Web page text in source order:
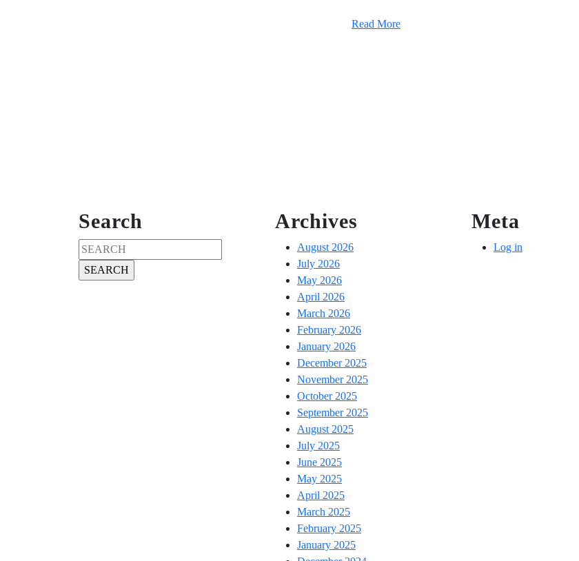
Read MoreRead
Search
Search
for:
Archives
August 2026
July 2026
May 2026
April 2026
March 2026
February 2026
January 2026
December 2025
November 2025
October 2025
September 2025
August 2025
July 2025
June 2025
May 2025
April 2025
March 2025
February 2025
January 2025
Meta
Log in